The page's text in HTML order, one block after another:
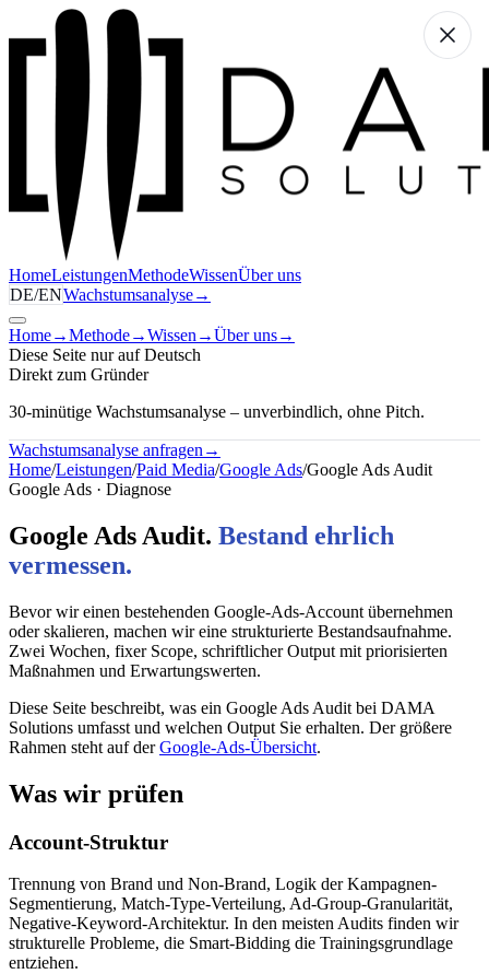
HomeLeistungenMethodeWissenÜber uns
DE/ENWachstumsanalyse→
Home→Methode→Wissen →Über uns→
Diese Seite nur auf Deutsch
Direkt zum Gründer
30-minütige Wachstumsanalyse – unverbindlich, ohne Pitch.
Wachstumsanalyse anfragen →
Home/Leistungen/Paid Media/Google Ads/Google Ads Audit
Google Ads · Diagnose
Google Ads Audit. Bestand ehrlich
vermessen.
Bevor wir einen bestehenden Google-Ads-Account übernehmen
oder skalieren, machen wir eine strukturierte Bestandsaufnahme.
Zwei Wochen, fixer Scope, schriftlicher Output mit priorisierten
Maßnahmen und Erwartungswerten.
Diese Seite beschreibt, was ein Google Ads Audit bei DAMA
Solutions umfasst und welchen Output Sie erhalten. Der größere
Rahmen steht auf derGoogle-Ads-Übersicht.
Was wir prüfen
Account-Struktur
Trennung von Brand und Non-Brand, Logik der Kampagnen-
Segmentierung, Match-Type-Verteilung, Ad-Group-Granularität,
Negative-Keyword-Architektur. In den meisten Audits finden wir
strukturelle Probleme, die Smart-Bidding die Trainingsgrundlage
entziehen.